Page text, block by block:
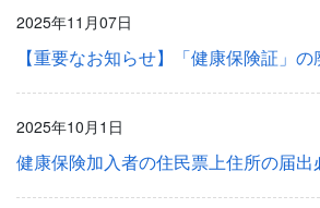
2025年11月07日
2025年10月1日
健康保険加入者の住民票上住所の届出